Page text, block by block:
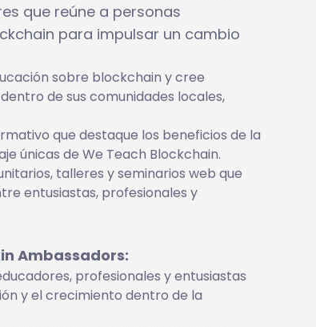
que reúne a personas
para impulsar un cambio
sobre blockchain y cree
de sus comunidades locales,
que destaque los beneficios de la
únicas de We Teach Blockchain.
talleres y seminarios web que
entusiastas, profesionales y
Ambassadors:
profesionales y entusiastas
y el crecimiento dentro de la